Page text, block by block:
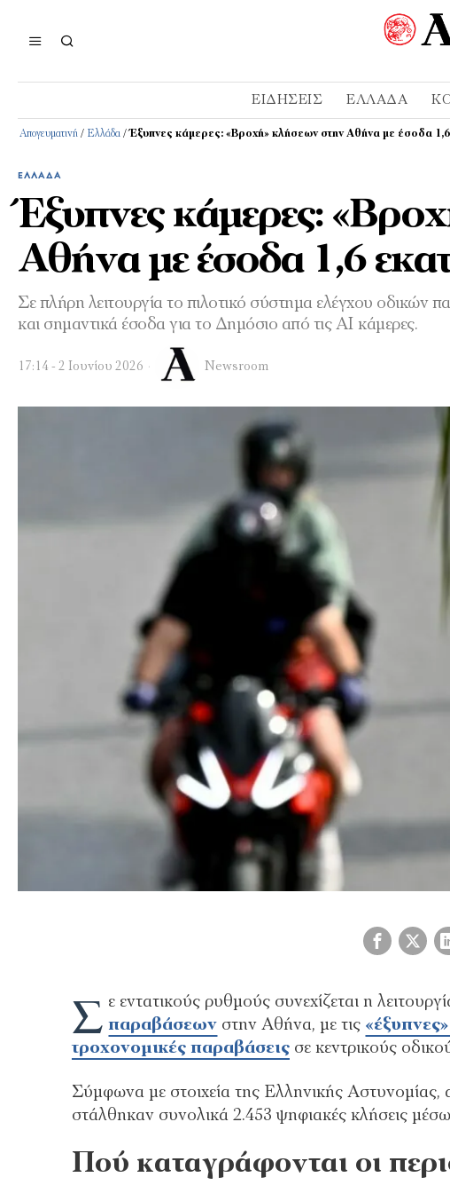
ΕΙΔΉΣΕΙΣ ΕΛΛΆΔΑ
Απογευματινή / Ελλάδα /Έξυπνες κάμερες: «Βροχή» κλήσεων στην Αθήνα με έσοδα
ΕΛΛΆΔΑ
Έξυπνες κάμερες:
Αθήνα με έσοδα 1,6
Σε πλήρη λειτουργία το πιλοτικό σύστημα ελέγχου οδικών
και σημαντικά έσοδα για το Δημόσιο από τις AI κάμερες.
17:14 - 2 Ιουνίου 2026 Newsroom
Σ ε εντατικούς ρυθμούς συνεχίζεται η
παραβάσεων στην Αθήνα, με τις
τροχονομικές παραβάσειςσε κεντρικούς
Σύμφωνα με στοιχεία της Ελληνικής
στάλθηκαν συνολικά 2.453 ψηφιακές κλήσεις
Πού καταγράφονται οι